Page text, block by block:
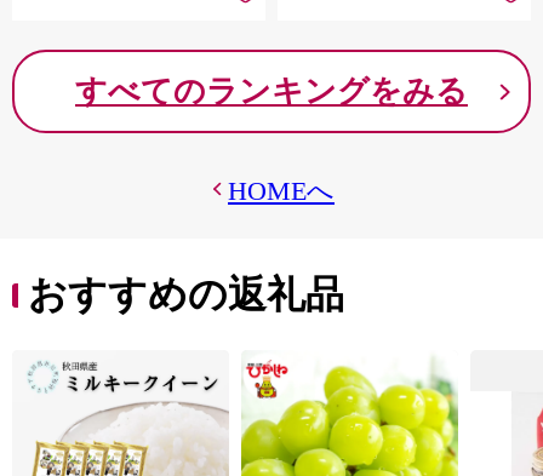
すべてのランキングをみる
HOMEへ
おすすめの返礼品